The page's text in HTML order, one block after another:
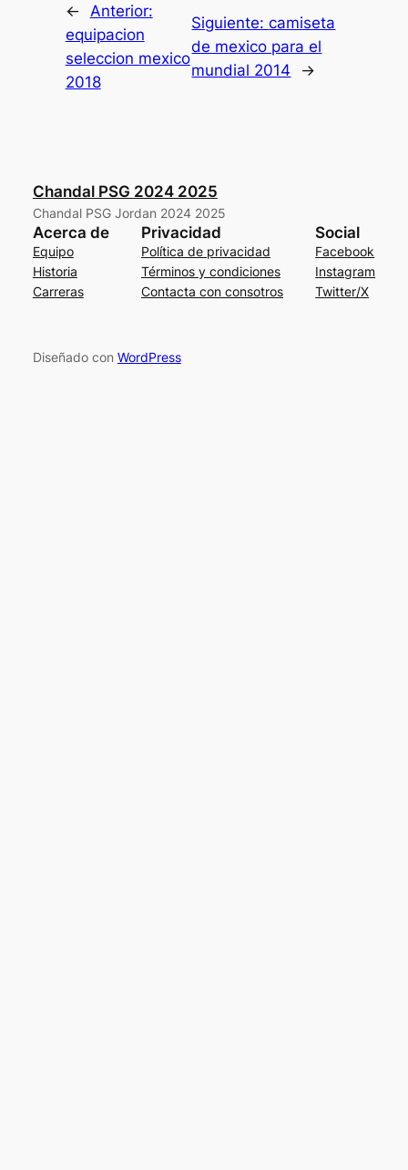
←
Anterior:
equipacion
seleccion mexico
2018
Siguiente:camiseta
de mexico para el
mundial 2014
→
Chandal PSG 2024 2025
Chandal PSG Jordan 2024 2025
Acerca de
Equipo
Historia
Carreras
Privacidad
Política de privacidad
Términos y condiciones
Contacta con consotros
Social
Facebook
Instagram
Twitter/X
Diseñado con WordPress